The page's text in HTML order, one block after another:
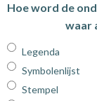
Hoe word de
waar
Legenda
Symbolenlijst
Stempel